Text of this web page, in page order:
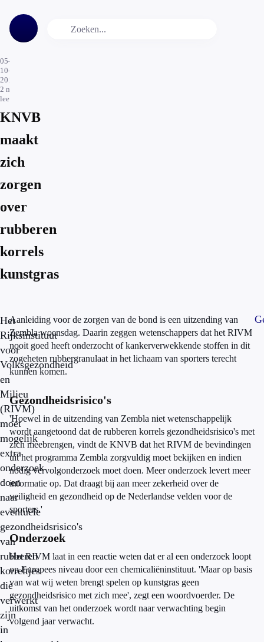
05-
10-
2016
2 min.
leestijd
KNVB
maakt
zich
zorgen
over
rubberen
korrels
kunstgras
Het
Rijksinstituut
voor
Volksgezondheid
en
Milieu
(RIVM)
moet
mogelijk
extra
onderzoek
doen
naar
eventuele
gezondheidsrisico's
van
rubberen
korreltjes
die
verwerkt
zijn
in
Aanleiding voor de zorgen van de bond is een uitzending van
Zembla woensdag. Daarin zeggen wetenschappers dat het RIVM
nooit goed heeft onderzocht of kankerverwekkende stoffen in dit
zogeheten rubbergranulaat in het lichaam van sporters terecht
kunnen komen.
Gezondheidsrisico's
'Hoewel in de uitzending van Zembla niet wetenschappelijk
wordt aangetoond dat de rubberen korrels gezondheidsrisico's met
zich meebrengen, vindt de KNVB dat het RIVM de bevindingen
uit het programma Zembla zorgvuldig moet bekijken en indien
nodig vervolgonderzoek moet doen. Meer onderzoek levert meer
informatie op. Dat draagt bij aan meer zekerheid over de
veiligheid en gezondheid op de Nederlandse velden voor de
sporters.'
Onderzoek
Het RIVM laat in een reactie weten dat er al een onderzoek loopt
op Europees niveau door een chemicaliëninstituut. 'Maar op basis
van wat wij weten brengt spelen op kunstgras geen
gezondheidsrisico met zich mee', zegt een woordvoerder. De
uitkomst van het onderzoek wordt naar verwachting begin
volgend jaar verwacht.